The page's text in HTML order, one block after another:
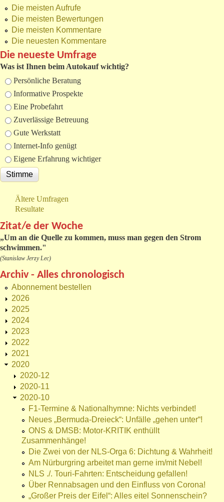
Die meisten Aufrufe
Die meisten Bewertungen
Die meisten Kommentare
Die neuesten Kommentare
Die neueste Umfrage
Was ist Ihnen beim Autokauf wichtig?
Auswahlmöglichkeiten
Persönliche Beratung
Informative Prospekte
Eine Probefahrt
Zuverlässige Betreuung
Gute Werkstatt
Internet-Info genügt
Eigene Erfahrung wichtiger
Ältere Umfragen
Resultate
Zitat/e der Woche
„Um an die Quelle zu kommen, muss man gegen den Strom
schwimmen."
(Stanislaw Jerzy Lec)
Archiv - Alles chronologisch
Abonnement bestellen
2026
2025
2024
2023
2022
2021
2020
2020-12
2020-11
2020-10
F1-Termine & Nationalhymne: Nichts verbindet!
Neues „Bermuda-Dreieck“: Unfälle „gehen unter“!
ONS & DMSB: Motor-KRITIK enthüllt
Zusammenhänge!
Die Zwei von der NLS-Orga 6: Dichtung & Wahrheit!
Am Nürburgring arbeitet man gerne im/mit Nebel!
NLS ./. Touri-Fahrten: Entscheidung gefallen!
Über Rennabsagen und den Einfluss von Corona!
„Großer Preis der Eifel“: Alles eitel Sonnenschein?